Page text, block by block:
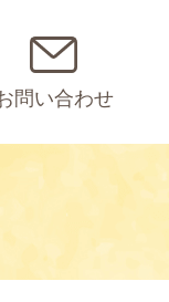
問い合わせ